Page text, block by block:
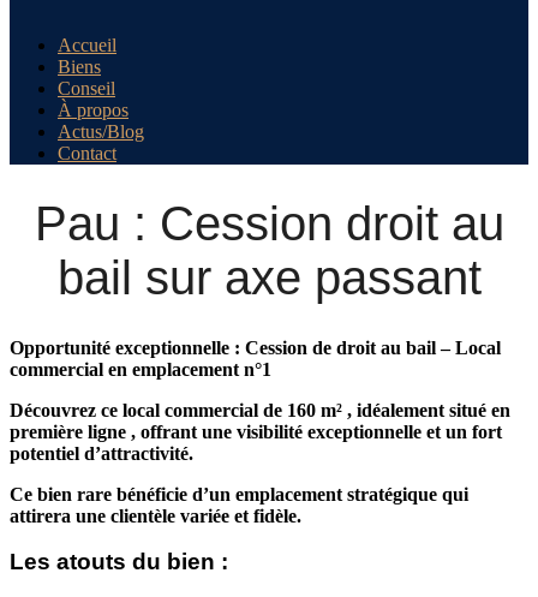
Accueil
Biens
Conseil
À propos
Actus/Blog
Contact
Pau : Cession droit au
bail sur axe passant
Opportunité exceptionnelle : Cession de droit au bail – Local
commercial en emplacement n°1
Découvrez ce local commercial de 160 m² , idéalement situé en
première ligne , offrant une visibilité exceptionnelle et un fort
potentiel d’attractivité.
Ce bien rare bénéficie d’un emplacement stratégique qui
attirera une clientèle variée et fidèle.
Les atouts du bien :